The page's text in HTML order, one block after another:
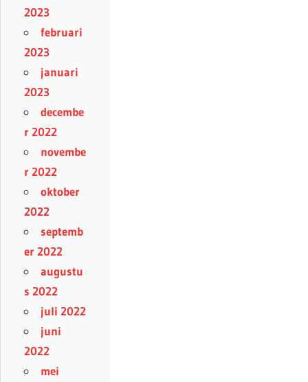
2023
februari
2023
januari
2023
decembe
r 2022
novembe
r 2022
oktober
2022
septemb
er 2022
augustu
s 2022
juli 2022
juni
2022
mei